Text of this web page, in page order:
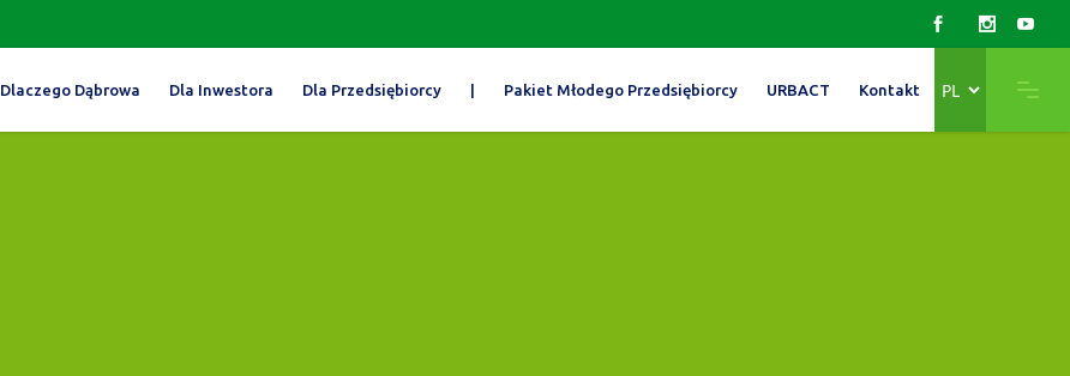
Dlaczego Dąbrowa Dla Inwestora Dla Przedsiębiorcy | Pakiet Młodego Przedsiębiorcy URBACT Kontakt
język